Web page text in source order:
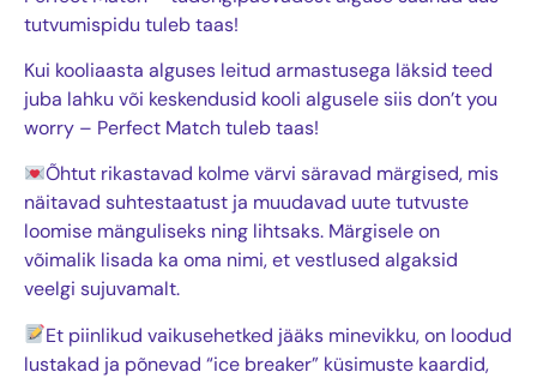
tutvumispidu tuleb taas!
Kui kooliaasta alguses leitud armastusega läksid teed
juba lahku või keskendusid kooli algusele siis don’t you
worry – Perfect Match tuleb taas!
Õhtut rikastavad kolme värvi säravad märgised, mis
näitavad suhtestaatust ja muudavad uute tutvuste
loomise mänguliseks ning lihtsaks. Märgisele on
võimalik lisada ka oma nimi, et vestlused algaksid
veelgi sujuvamalt.
Et piinlikud vaikusehetked jääks minevikku, on loodud
lustakad ja põnevad “ice breaker” küsimuste kaardid,